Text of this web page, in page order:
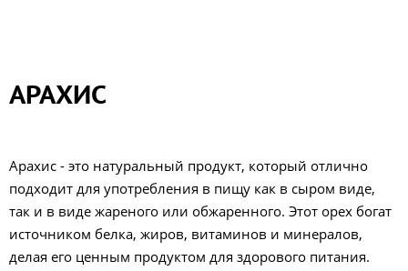
АРАХИС
Арахис - это натуральный продукт, который отлично
подходит для употребления в пищу как в сыром виде,
так и в виде жареного или обжаренного. Этот орех богат
источником белка, жиров, витаминов и минералов,
делая его ценным продуктом для здорового питания.